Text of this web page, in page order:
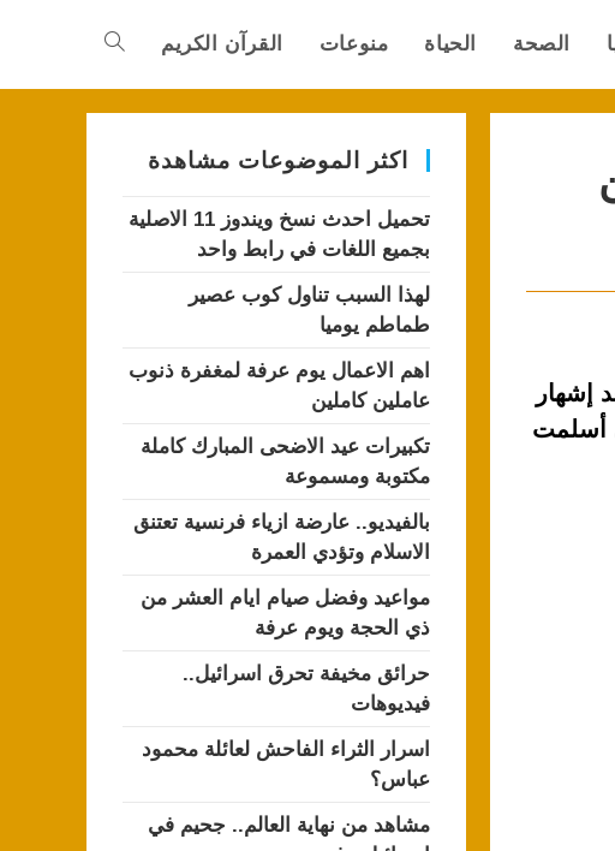
الصحة الحياة منوعات القرآن الكريم Toggle
إشهار
أسلمت
اكثر الموضوعات مشاهدة
تحميل احدث نسخ ويندوز 11 الاصلية
بجميع اللغات في رابط واحد
لهذا السبب تناول كوب عصير
طماطم يوميا
اهم الاعمال يوم عرفة لمغفرة ذنوب
عاملين كاملين
تكبيرات عيد الاضحى المبارك كاملة
مكتوبة ومسموعة
بالفيديو.. عارضة ازياء فرنسية تعتنق
الاسلام وتؤدي العمرة
مواعيد وفضل صيام ايام العشر من
ذي الحجة ويوم عرفة
حرائق مخيفة تحرق اسرائيل..
فيديوهات
اسرار الثراء الفاحش لعائلة محمود
عباس؟
مشاهد من نهاية العالم.. جحيم في